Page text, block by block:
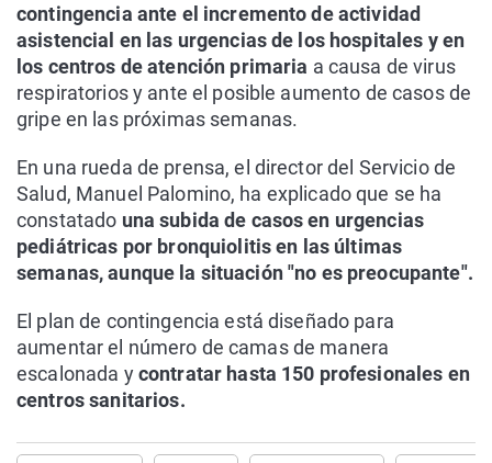
contingencia ante el incremento de actividad
asistencial en las urgencias de los hospitales y en
los centros de atención primaria a causa de virus
respiratorios y ante el posible aumento de casos de
gripe en las próximas semanas.
En una rueda de prensa, el director del Servicio de
Salud, Manuel Palomino, ha explicado que se ha
constatado una subida de casos en urgencias
pediátricas por bronquiolitis en las últimas
semanas, aunque la situación "no es preocupante".
El plan de contingencia está diseñado para
aumentar el número de camas de manera
escalonada ycontratar hasta 150 profesionales en
centros sanitarios.